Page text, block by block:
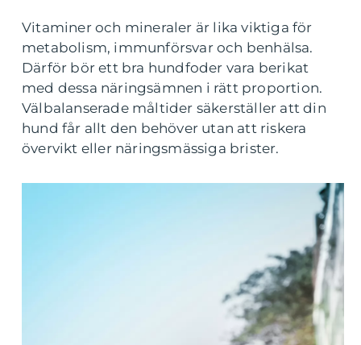
Vitaminer och mineraler är lika viktiga för
metabolism, immunförsvar och benhälsa.
Därför bör ett bra hundfoder vara berikat
med dessa näringsämnen i rätt proportion.
Välbalanserade måltider säkerställer att din
hund får allt den behöver utan att riskera
övervikt eller näringsmässiga brister.